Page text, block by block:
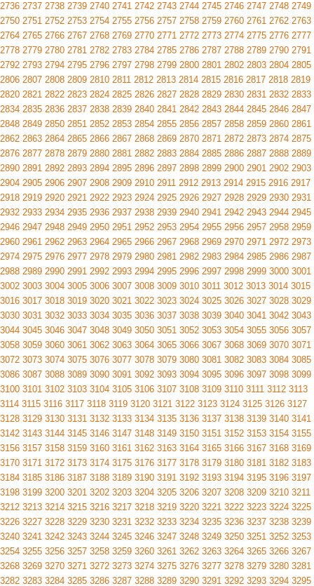
2736 2737 2738 2739 2740 2741 2742 2743 2744 2745 2746 2747 2748 2749
2750 2751 2752 2753 2754 2755 2756 2757 2758 2759 2760 2761 2762 2763
2764 2765 2766 2767 2768 2769 2770 2771 2772 2773 2774 2775 2776 2777
2778 2779 2780 2781 2782 2783 2784 2785 2786 2787 2788 2789 2790 2791
2792 2793 2794 2795 2796 2797 2798 2799 2800 2801 2802 2803 2804 2805
2806 2807 2808 2809 2810 2811 2812 2813 2814 2815 2816 2817 2818 2819
2820 2821 2822 2823 2824 2825 2826 2827 2828 2829 2830 2831 2832 2833
2834 2835 2836 2837 2838 2839 2840 2841 2842 2843 2844 2845 2846 2847
2848 2849 2850 2851 2852 2853 2854 2855 2856 2857 2858 2859 2860 2861
2862 2863 2864 2865 2866 2867 2868 2869 2870 2871 2872 2873 2874 2875
2876 2877 2878 2879 2880 2881 2882 2883 2884 2885 2886 2887 2888 2889
2890 2891 2892 2893 2894 2895 2896 2897 2898 2899 2900 2901 2902 2903
2904 2905 2906 2907 2908 2909 2910 2911 2912 2913 2914 2915 2916 2917
2918 2919 2920 2921 2922 2923 2924 2925 2926 2927 2928 2929 2930 2931
2932 2933 2934 2935 2936 2937 2938 2939 2940 2941 2942 2943 2944 2945
2946 2947 2948 2949 2950 2951 2952 2953 2954 2955 2956 2957 2958 2959
2960 2961 2962 2963 2964 2965 2966 2967 2968 2969 2970 2971 2972 2973
2974 2975 2976 2977 2978 2979 2980 2981 2982 2983 2984 2985 2986 2987
2988 2989 2990 2991 2992 2993 2994 2995 2996 2997 2998 2999 3000 3001
3002 3003 3004 3005 3006 3007 3008 3009 3010 3011 3012 3013 3014 3015
3016 3017 3018 3019 3020 3021 3022 3023 3024 3025 3026 3027 3028 3029
3030 3031 3032 3033 3034 3035 3036 3037 3038 3039 3040 3041 3042 3043
3044 3045 3046 3047 3048 3049 3050 3051 3052 3053 3054 3055 3056 3057
3058 3059 3060 3061 3062 3063 3064 3065 3066 3067 3068 3069 3070 3071
3072 3073 3074 3075 3076 3077 3078 3079 3080 3081 3082 3083 3084 3085
3086 3087 3088 3089 3090 3091 3092 3093 3094 3095 3096 3097 3098 3099
3100 3101 3102 3103 3104 3105 3106 3107 3108 3109 3110 3111 3112 3113
3114 3115 3116 3117 3118 3119 3120 3121 3122 3123 3124 3125 3126 3127
3128 3129 3130 3131 3132 3133 3134 3135 3136 3137 3138 3139 3140 3141
3142 3143 3144 3145 3146 3147 3148 3149 3150 3151 3152 3153 3154 3155
3156 3157 3158 3159 3160 3161 3162 3163 3164 3165 3166 3167 3168 3169
3170 3171 3172 3173 3174 3175 3176 3177 3178 3179 3180 3181 3182 3183
3184 3185 3186 3187 3188 3189 3190 3191 3192 3193 3194 3195 3196 3197
3198 3199 3200 3201 3202 3203 3204 3205 3206 3207 3208 3209 3210 3211
3212 3213 3214 3215 3216 3217 3218 3219 3220 3221 3222 3223 3224 3225
3226 3227 3228 3229 3230 3231 3232 3233 3234 3235 3236 3237 3238 3239
3240 3241 3242 3243 3244 3245 3246 3247 3248 3249 3250 3251 3252 3253
3254 3255 3256 3257 3258 3259 3260 3261 3262 3263 3264 3265 3266 3267
3268 3269 3270 3271 3272 3273 3274 3275 3276 3277 3278 3279 3280 3281
3282 3283 3284 3285 3286 3287 3288 3289 3290 3291 3292 3293 3294 3295